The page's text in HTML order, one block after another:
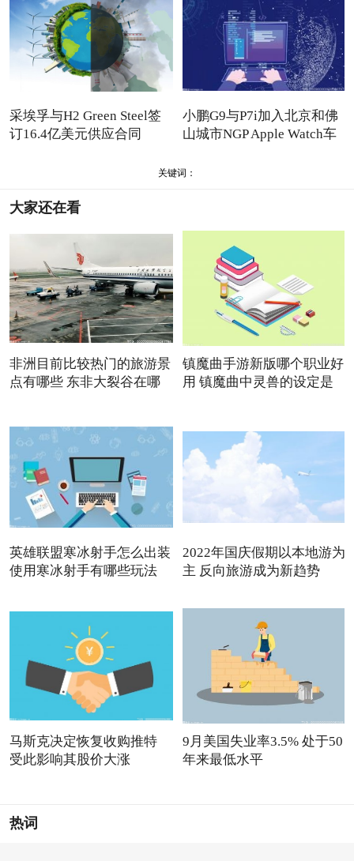
采埃孚与H2 Green Steel签
订16.4亿美元供应合同
小鹏G9与P7i加入北京和佛
山城市NGP Apple Watch车
关键词：
大家还在看
非洲目前比较热门的旅游景
点有哪些 东非大裂谷在哪
镇魔曲手游新版哪个职业好
用 镇魔曲中灵兽的设定是
英雄联盟寒冰射手怎么出装
使用寒冰射手有哪些玩法
2022年国庆假期以本地游为
主 反向旅游成为新趋势
马斯克决定恢复收购推特
受此影响其股价大涨
9月美国失业率3.5% 处于50
年来最低水平
热词